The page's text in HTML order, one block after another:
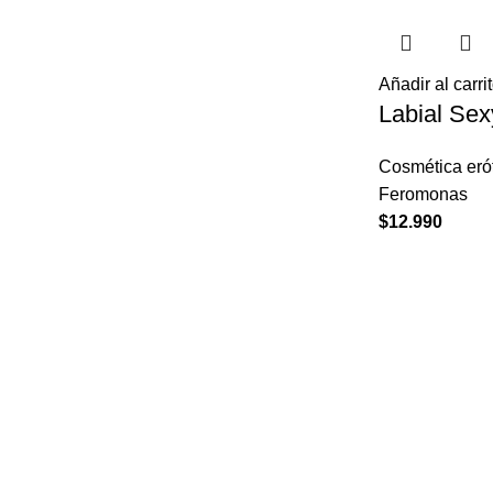
Añadir al
Labial
Cosmética
Feromonas
$12.990